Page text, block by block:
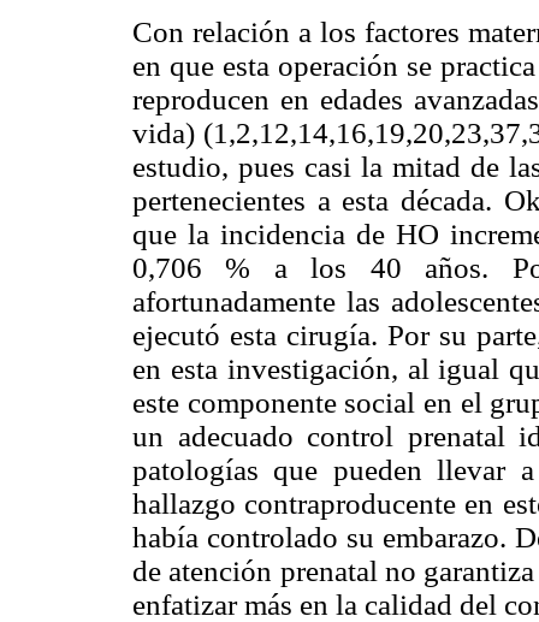
Con relación a los factores
en que esta operación se
reproducen en edades
vida)
estudio, pues casi la mitad de
pertenecientes a esta década.
que la incidencia de HO
0,706 % a los 40 años.
afortunadamente las
ejecutó esta cirugía. Por su
en esta investigación, al igual
este componente social en el
un adecuado control prenatal
patologías que pueden llevar
hallazgo contraproducente en
había controlado su embarazo.
de atención prenatal no
enfatizar más en la calidad del